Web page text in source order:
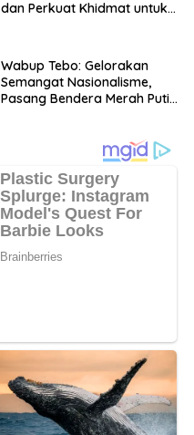
dan Perkuat Khidmat untuk
Wabup Tebo: Gelorakan
Semangat Nasionalisme,
Pasang Bendera Merah Putih